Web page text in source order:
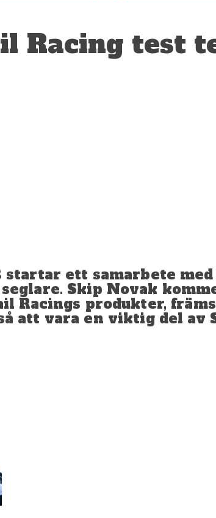
Racing test
ett samarbete med
Skip Novak
Racings produkter,
att vara en viktig del av